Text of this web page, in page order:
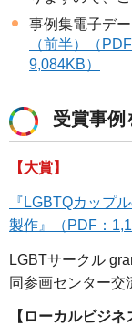
事例集電子デ
（前半）（
9,084KB）
受賞事例
【大賞】
『LGBTQカップ
製作』（PDF：
LGBTサークル
同参画センター交
【ローカルビジネ